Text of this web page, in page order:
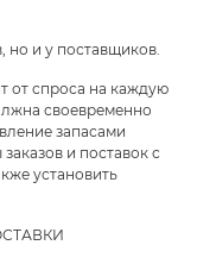
но и у поставщиков.
от спроса на каждую
своевременно
запасами
и поставок с
установить